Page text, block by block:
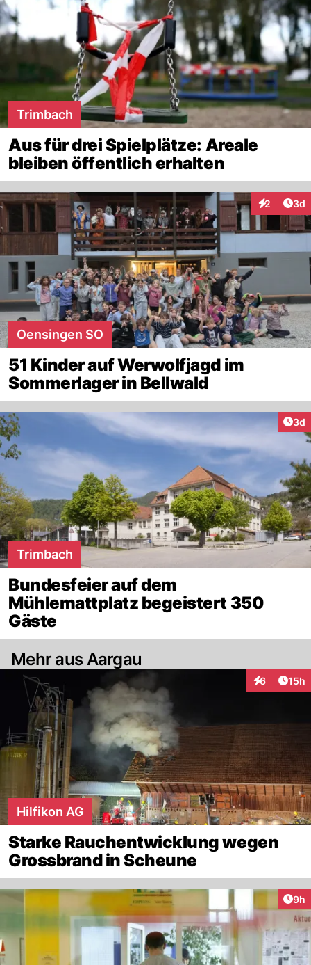
Trimbach
Aus für drei Spielplätze: Areale
bleiben öffentlich erhalten
2 3d
Oensingen SO
51 Kinder auf Werwolfjagd im
Sommerlager in Bellwald
3d
Trimbach
Bundesfeier auf dem
Mühlemattplatz begeistert 350
Gäste
Mehr aus Aargau
6
Interaktionen
15h
Hilfikon AG
Starke Rauchentwicklung wegen
Grossbrand in Scheune
9h